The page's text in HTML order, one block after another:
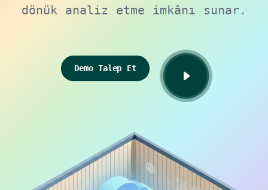
dönük analiz etme imkânı sunar.
Demo Talep Et